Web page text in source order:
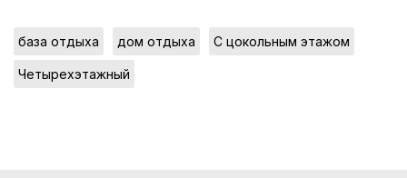
база отдыха дом отдыха С цокольным этажом
Четырехэтажный